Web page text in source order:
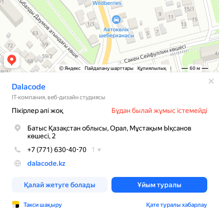
© Яндекс Пайдалану шарттары Құпиялылық 60 м
Dalacode
IT-компания, веб-дизайн студиясы
Пікірлер әлі жоқ Бұдан былай жұмыс істемейді
Батыс Қазақстан облысы, Орал, Мұстақым Ықсанов
көшесі, 2
+7 (771) 630-40-70
1
dalacode.kz
Қалай жетуге болады Ұйым туралы
Такси шақыру Қате туралы хабарлау